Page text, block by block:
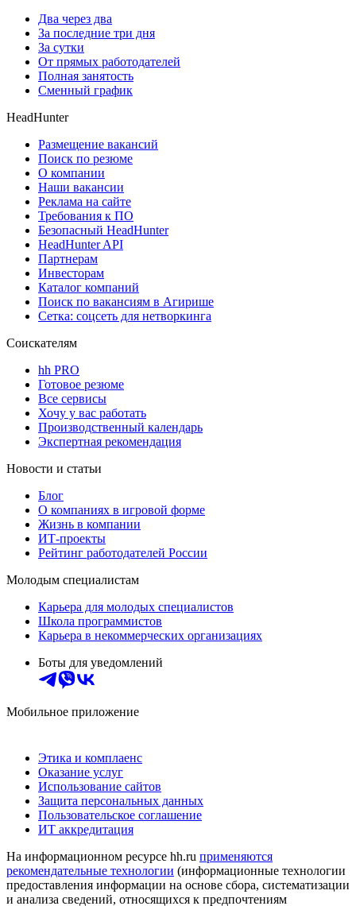
Два через два
За последние три дня
За сутки
От прямых работодателей
Полная занятость
Сменный график
HeadHunter
Размещение вакансий
Поиск по резюме
О компании
Наши вакансии
Реклама на сайте
Требования к ПО
Безопасный HeadHunter
HeadHunter API
Партнерам
Инвесторам
Каталог компаний
Поиск по вакансиям в Агирише
Сетка: соцсеть для нетворкинга
Соискателям
hh PRO
Готовое резюме
Все сервисы
Хочу у вас работать
Производственный календарь
Экспертная рекомендация
Новости и статьи
Блог
О компаниях в игровой форме
Жизнь в компании
ИТ-проекты
Рейтинг работодателей России
Молодым специалистам
Карьера для молодых специалистов
Школа программистов
Карьера в некоммерческих организациях
Боты для уведомлений
Мобильное приложение
Этика и комплаенс
Оказание услуг
Использование сайтов
Защита персональных данных
Пользовательское соглашение
ИТ аккредитация
На информационном ресурсе hh.ru применяются
рекомендательные технологии (информационные технологии
предоставления информации на основе сбора, систематизации
и анализа сведений, относящихся к предпочтениям